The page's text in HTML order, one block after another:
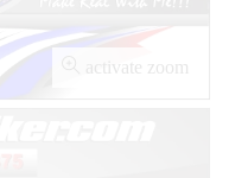
activate zoom